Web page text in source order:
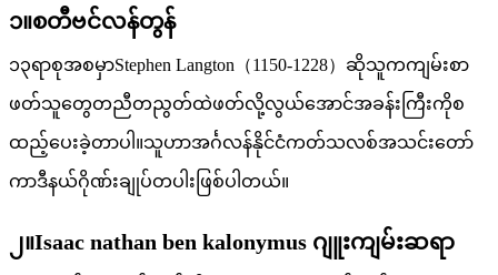
၁။စတီဗင်လန်တွန်
၁၃ရာစုအစမှာStephen Langton（1150-1228）ဆိုသူကကျမ်းစာ
ဖတ်သူတွေတညီတညွတ်ထဲဖတ်လို့လွယ်အောင်အခန်းကြီးကိုစ
ထည့်ပေးခဲ့တာပါ။သူဟာအင်္ဂလန်နိုင်ငံကတ်သလစ်အသင်းတော်
ကာဒီနယ်ဂိုဏ်းချုပ်တပါးဖြစ်ပါတယ်။
၂။Isaac nathan ben kalonymus ဂျူးကျမ်းဆရာ